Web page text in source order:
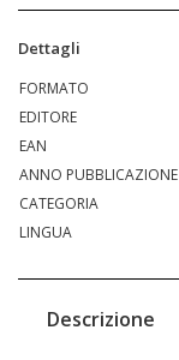
Dettagli
FORMATO
EDITORE
EAN
ANNO PUBBLICAZIONE
CATEGORIA
LINGUA
Descrizione